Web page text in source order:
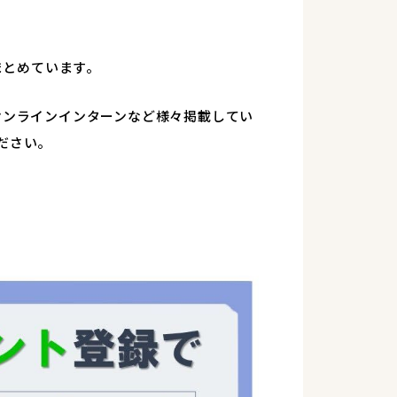
めています。
ラインインターンなど様々掲載してい
い。